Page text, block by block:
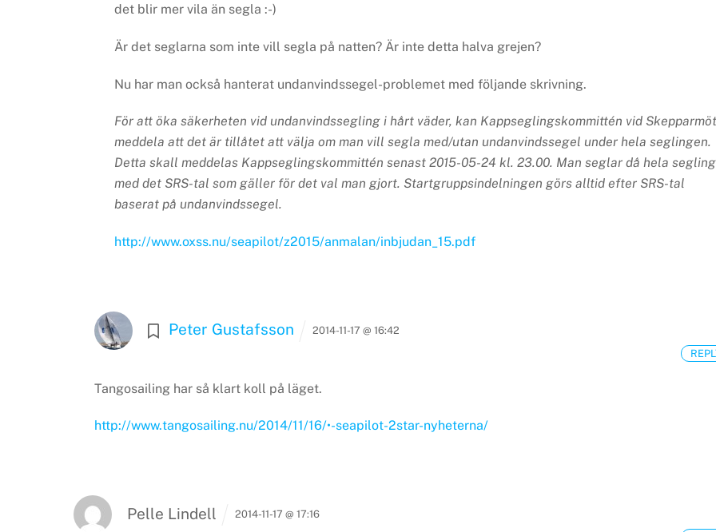
det blir mer vila än segla :-)
Är det seglarna som inte vill segla på natten? Är inte detta halva grejen?
Nu har man också hanterat undanvindssegel-problemet med följande skrivning.
För att öka säkerheten vid undanvindssegling i hårt väder, kan Kappseglingskommittén vid
meddela att det är tillåtet att välja om man vill segla med/utan undanvindssegel under hela seglingen.
Detta skall meddelas Kappseglingskommittén senast 2015-05-24 kl. 23.00. Man seglar då hela
med det SRS-tal som gäller för det val man gjort. Startgruppsindelningen görs alltid efter SRS-tal
baserat på undanvindssegel.
http://www.oxss.nu/seapilot/z2015/anmalan/inbjudan_15.pdf
Peter Gustafsson 2014-11-17 @ 16:42
Tangosailing har så klart koll på läget.
http://www.tangosailing.nu/2014/11/16/•-seapilot-2star-nyheterna/
Pelle Lindell 2014-11-17 @ 17:16